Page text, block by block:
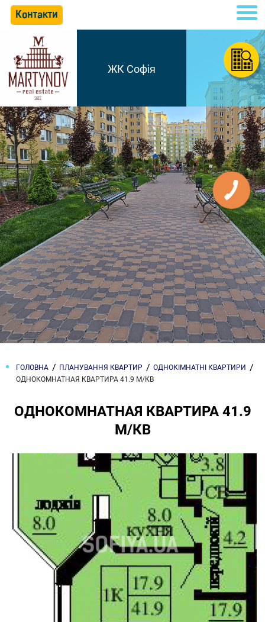
Контакти
ЖК Софія
ГОЛОВНА ПЛАНУВАННЯ КВАРТИР
ОДНОКІМНАТНІ КВАРТИРИ
ОДНОКОМНАТНАЯ КВАРТИРА 41.9 М/КВ
ОДНОКОМНАТНАЯ КВАРТИРА 41.9
М/КВ